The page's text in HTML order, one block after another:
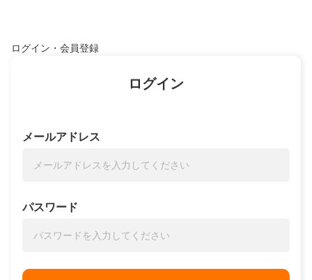
ログイン・会員登録
ログイン
メールアドレス
パスワード